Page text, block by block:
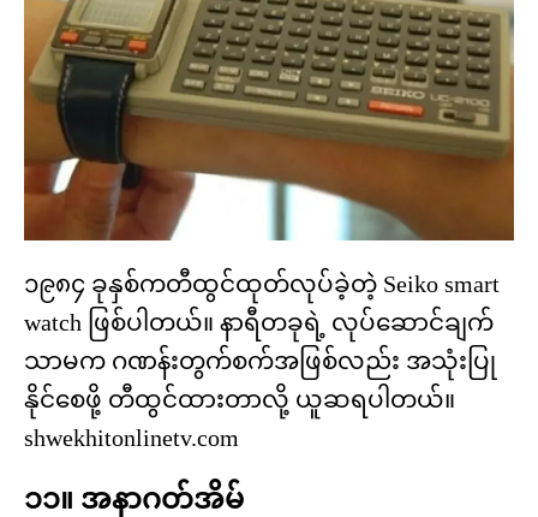
၁၉၈၄ ခုနှစ်ကတီထွင်ထုတ်လုပ်ခဲ့တဲ့ Seiko smart
watch ဖြစ်ပါတယ်။ နာရီတခုရဲ့ လုပ်ဆောင်ချက်
သာမက ဂဏန်းတွက်စက်အဖြစ်လည်း အသုံးပြု
နိုင်စေဖို့ တီထွင်ထားတာလို့ ယူဆရပါတယ်။
shwekhitonlinetv.com
၁၁။ အနာဂတ်အိမ်